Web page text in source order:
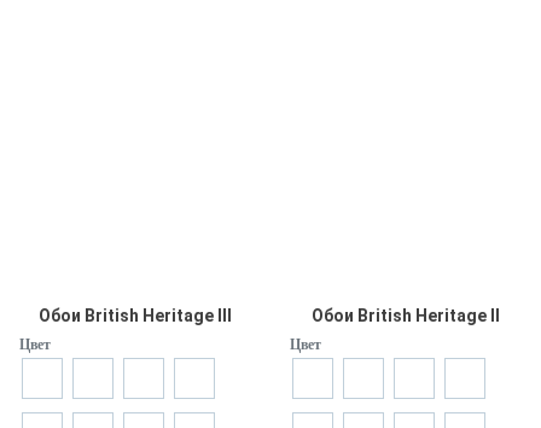
Обои British Heritage III
Цвет
Обои British Heritage II
Цвет